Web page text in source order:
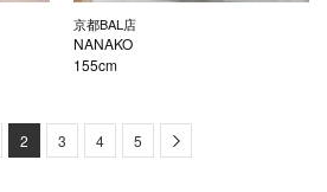
京都BAL店
NANAKO
155cm
2 3 4 5 Next